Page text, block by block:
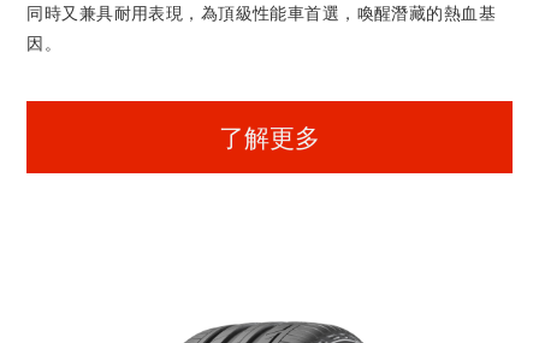
同時又兼具耐用表現，為頂級性能車首選，喚醒潛藏的熱血基
因。
了解更多